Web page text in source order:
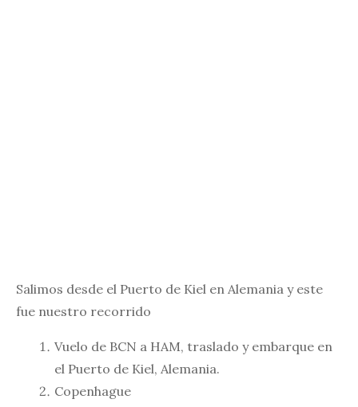
Salimos desde el Puerto de Kiel en Alemania y este
fue nuestro recorrido
Vuelo de BCN a HAM, traslado y embarque en
el Puerto de Kiel, Alemania.
Copenhague